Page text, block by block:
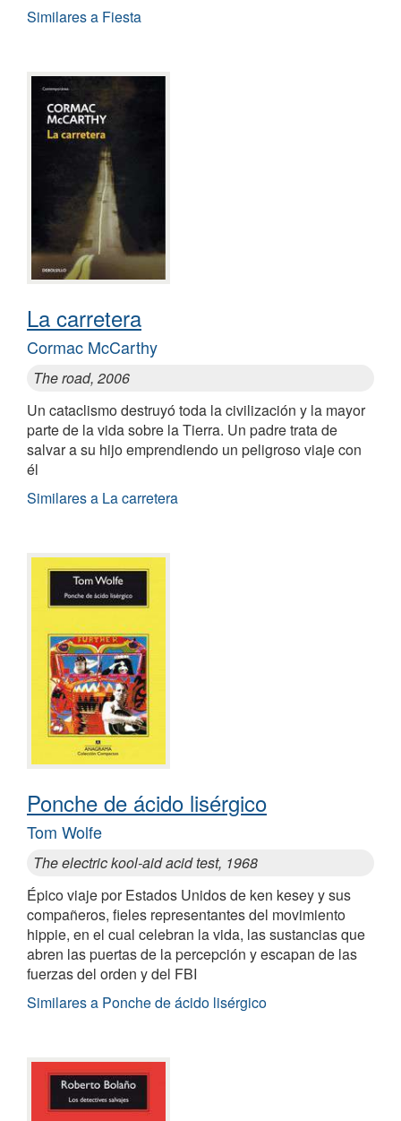
Similares a Fiesta
La carretera
Cormac McCarthy
The road, 2006
Un cataclismo destruyó toda la civilización y la mayor
parte de la vida sobre la Tierra. Un padre trata de
salvar a su hijo emprendiendo un peligroso viaje con
él
Similares a La carretera
Ponche de ácido lisérgico
Tom Wolfe
The electric kool-aid acid test, 1968
Épico viaje por Estados Unidos de ken kesey y sus
compañeros, fieles representantes del movimiento
hippie, en el cual celebran la vida, las sustancias que
abren las puertas de la percepción y escapan de las
fuerzas del orden y del FBI
Similares a Ponche de ácido lisérgico